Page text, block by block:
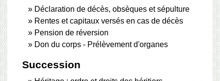
Déclaration de décès, obsèques et sépulture
Rentes et capitaux versés en cas de décès
Pension de réversion
Don du corps - Prélèvement d'organes
Succession